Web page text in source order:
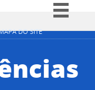
DO SITE
Participe